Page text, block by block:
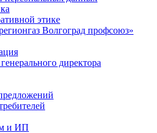
этике
Волгоград профсоюз»
директора
и ИП